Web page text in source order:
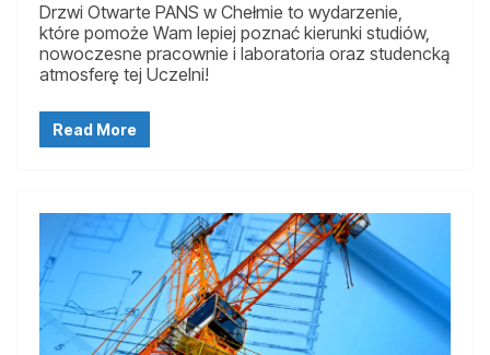
Drzwi Otwarte PANS w Chełmie to wydarzenie,
które pomoże Wam lepiej poznać kierunki studiów,
nowoczesne pracownie i laboratoria oraz studencką
atmosferę tej Uczelni!
Read More